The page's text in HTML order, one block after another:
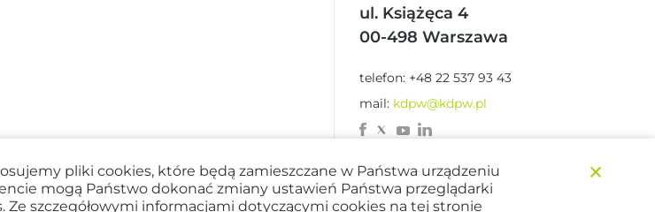
ul. Książęca 4
00-498 Warszawa
telefon: +48 22 537 93 43
mail: kdpw@kdpw.pl
pliki cookies, które będą zamieszczane w Państwa urządzeniu
mogą Państwo dokonać zmiany ustawień Państwa przeglądarki
szczegółowymi informacjami dotyczącymi cookies na tej stronie
×